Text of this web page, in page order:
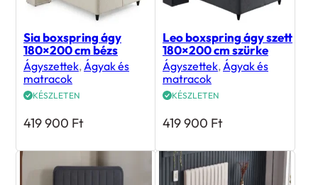
Sia boxspring ágy
180×200 cm bézs
Ágyszettek, Ágyak és
matracok
KÉSZLETEN
419 900 Ft
Leo boxspring ágy szett
180×200 cm szürke
Ágyszettek, Ágyak és
matracok
KÉSZLETEN
419 900 Ft